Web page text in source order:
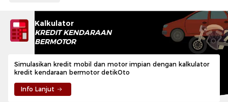
Kalkulator
KREDIT KENDARAAN
BERMOTOR
Simulasikan kredit mobil dan motor impian dengan kalkulator
kredit kendaraan bermotor detikOto
Info Lanjut